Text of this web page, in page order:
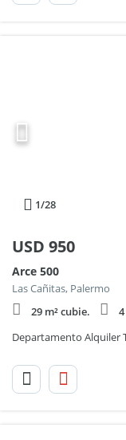
1/28
USD 950
Arce 500
Las Cañitas, Palermo
29 m² cubie.
Departamento Alquiler